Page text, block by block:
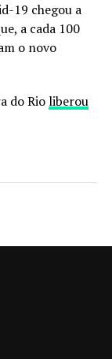
19 chegou a
a cada 100
o novo
do Rioliberou